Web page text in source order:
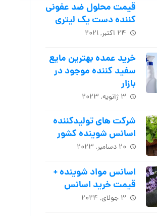
قیمت محلول ضد عفونی
کننده دست یک لیتری
۲۴ اکتبر, ۲۰۲۱
خرید عمده بهترین مایع
سفید کننده موجود در
بازار
۳ ژانویه, ۲۰۲۳
شرکت های تولیدکننده
اسانس شوینده کشور
۲۰ دسامبر, ۲۰۲۳
اسانس مواد شوینده +
قیمت خرید اسانس
۳ جولای, ۲۰۲۴